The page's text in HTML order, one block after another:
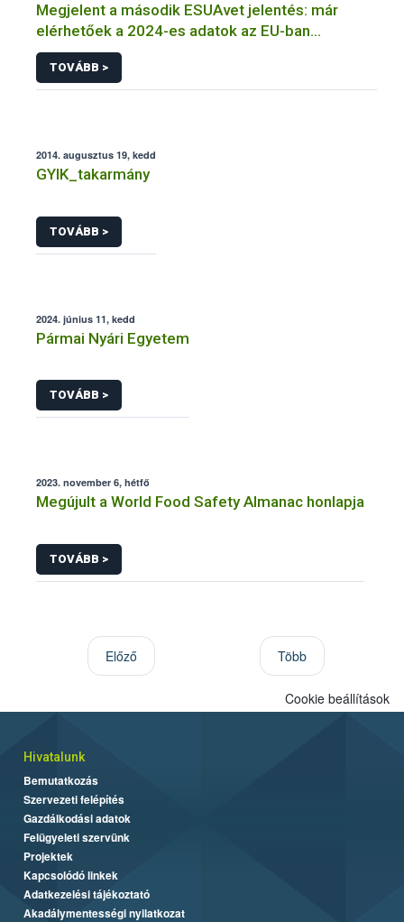
Megjelent a második ESUAvet jelentés: már
elérhetőek a 2024-es adatok az EU-ban
értékesített és felhasznált állatgyógyászati
antimikrobiális szerekről
TOVÁBB >
2014. augusztus 19, kedd
GYIK_takarmány
TOVÁBB >
2024. június 11, kedd
Pármai Nyári Egyetem
TOVÁBB >
2023. november 6, hétfő
Megújult a World Food Safety Almanac honlapja
TOVÁBB >
Előző Több
Cookie beállítások
Hivatalunk
Bemutatkozás
Szervezeti felépítés
Gazdálkodási adatok
Felügyeleti szervünk
Projektek
Kapcsolódó linkek
Adatkezelési tájékoztató
Akadálymentességi nyilatkozat